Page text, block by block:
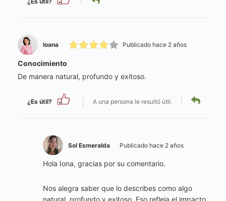
Ioana Publicado hace 2 años
Conocimiento
De manera natural, profundo y exitoso.
¿Es útil? A una persona le resultó útil.
Sol Esmeralda Publicado hace 2 años
Hola Iona, gracias por su comentario.
Nos alegra saber que lo describes como algo